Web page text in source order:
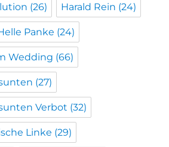
(26) Harald Rein (24)
Panke (24)
Wedding (66)
(27)
Verbot (32)
Linke (29)